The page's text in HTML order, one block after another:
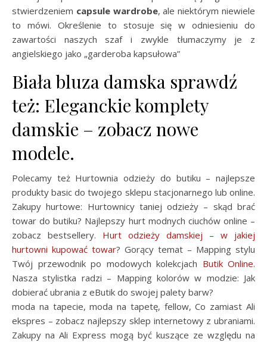
stwierdzeniem capsule wardrobe, ale niektórym niewiele
to mówi. Określenie to stosuje się w odniesieniu do
zawartości naszych szaf i zwykle tłumaczymy je z
angielskiego jako „garderoba kapsułowa”
Biała bluza damska sprawdź
też: Eleganckie komplety
damskie – zobacz nowe
modele.
Polecamy też Hurtownia odzieży do butiku – najlepsze
produkty basic do twojego sklepu stacjonarnego lub online.
Zakupy hurtowe: Hurtownicy taniej odzieży – skąd brać
towar do butiku? Najlepszy hurt modnych ciuchów online –
zobacz bestsellery. Hurt odzieży damskiej – w jakiej
hurtowni kupować towar? Gorący temat – Mapping stylu
Twój przewodnik po modowych kolekcjach Butik Online.
Nasza stylistka radzi – Mapping kolorów w modzie: Jak
dobierać ubrania z eButik do swojej palety barw?
moda na tapecie, moda na tapetę, fellow, Co zamiast Ali
ekspres – zobacz najlepszy sklep internetowy z ubraniami.
Zakupy na Ali Express mogą być kuszące ze względu na